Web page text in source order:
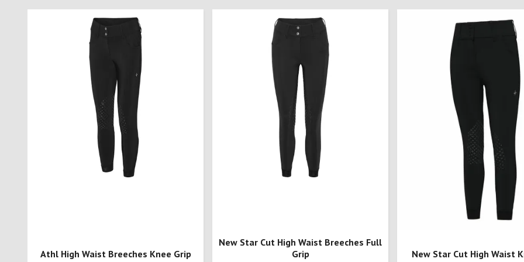
Athl High Waist Breeches Knee Grip
New Star Cut High Waist Breeches Full
Grip
New Star Cut High Waist